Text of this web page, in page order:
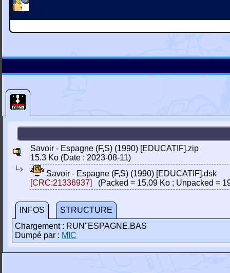
Savoir - Espagne (F,S) (1990) [EDUCATIF].zip
15.3 Ko (Date : 2023-08-11)
Savoir - Espagne (F,S) (1990) [EDUCATIF].dsk
[CRC:21336937]
(Packed = 15.09 Ko ; Unpacked =
INFOS
STRUCTURE
Chargement : RUN"ESPAGNE.BAS
Dumpé par : MIC